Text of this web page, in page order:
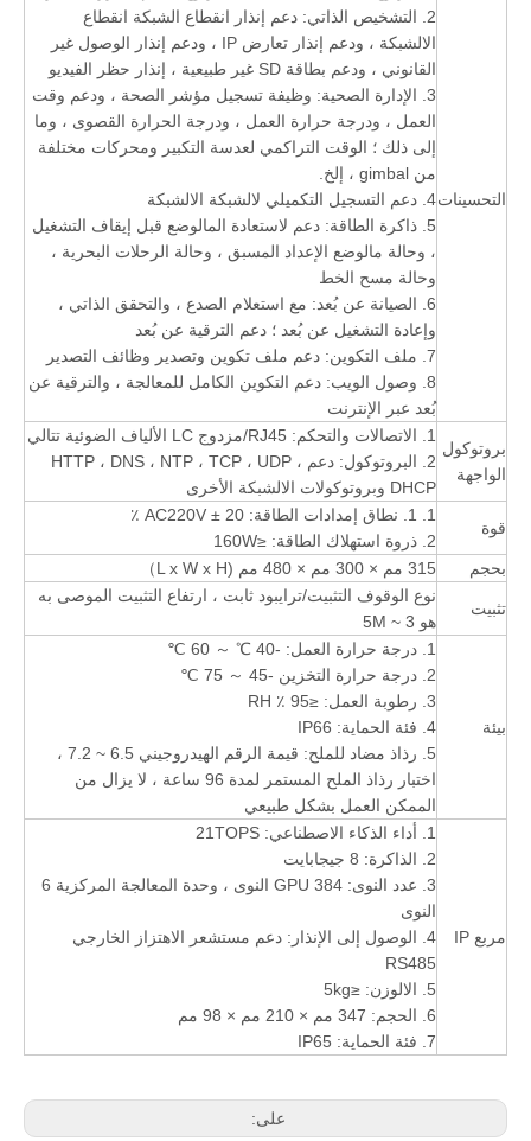
التحسينات
2. التشخيص الذاتي: دعم إنذار انقطاع الشبكة انقطاع
الالشبكة ، ودعم إنذار تعارض IP ، ودعم إنذار الوصول غير
القانوني ، ودعم بطاقة SD غير طبيعية ، إنذار حظر الفيديو
3. الإدارة الصحية: وظيفة تسجيل مؤشر الصحة ، ودعم وقت
العمل ، ودرجة حرارة العمل ، ودرجة الحرارة القصوى ، وما
إلى ذلك ؛ الوقت التراكمي لعدسة التكبير ومحركات مختلفة
من gimbal ، إلخ.
4. دعم التسجيل التكميلي لالشبكة الالشبكة
5. ذاكرة الطاقة: دعم لاستعادة المالوضع قبل إيقاف التشغيل
، وحالة مالوضع الإعداد المسبق ، وحالة الرحلات البحرية ،
وحالة مسح الخط
6. الصيانة عن بُعد: مع استعلام الصدع ، والتحقق الذاتي ،
وإعادة التشغيل عن بُعد ؛ دعم الترقية عن بُعد
7. ملف التكوين: دعم ملف تكوين وتصدير وظائف التصدير
8. وصول الويب: دعم التكوين الكامل للمعالجة ، والترقية عن
بُعد عبر الإنترنت
بروتوكول
الواجهة
1. الاتصالات والتحكم: RJ45/مزدوج LC الألياف الضوئية تتالي
2. البروتوكول: دعم HTTP ، DNS ، NTP ، TCP ، UDP ،
DHCP وبروتوكولات الالشبكة الأخرى
قوة
1. 1. نطاق إمدادات الطاقة: AC220V ± 20 ٪
2. ذروة استهلاك الطاقة: ≤160W
بحجم
315 مم × 300 مم × 480 مم (L x W x H）
تثبيت
نوع الوقوف التثبيت/ترايبود ثابت ، ارتفاع التثبيت الموصى به
هو 3 ~ 5M
بيئة
1. درجة حرارة العمل: -40 ℃ ～ 60 ℃
2. درجة حرارة التخزين -45 ～ 75 ℃
3. رطوبة العمل: ≤95 ٪ RH
4. فئة الحماية: IP66
5. رذاذ مضاد للملح: قيمة الرقم الهيدروجيني 6.5 ~ 7.2 ،
اختبار رذاذ الملح المستمر لمدة 96 ساعة ، لا يزال من
الممكن العمل بشكل طبيعي
مربع IP
1. أداء الذكاء الاصطناعي: 21TOPS
2. الذاكرة: 8 جيجابايت
3. عدد النوى: GPU 384 النوى ، وحدة المعالجة المركزية 6
النوى
4. الوصول إلى الإنذار: دعم مستشعر الاهتزاز الخارجي
RS485
5. الالوزن: ≤5kg
6. الحجم: 347 مم × 210 مم × 98 مم
7. فئة الحماية: IP65
على: